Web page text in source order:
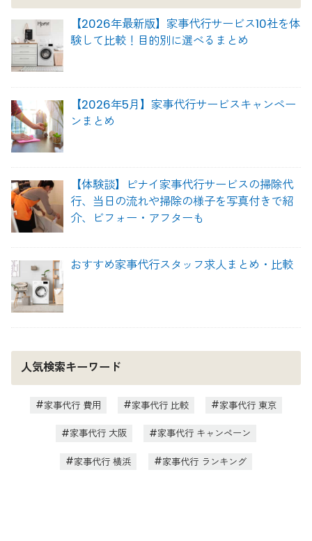
【2026年最新版】家事代行サービス10社を体
験して比較！目的別に選べるまとめ
【2026年5月】家事代行サービスキャンペー
ンまとめ
【体験談】ピナイ家事代行サービスの掃除代
行、当日の流れや掃除の様子を写真付きで紹
介、ビフォー・アフターも
おすすめ家事代行スタッフ求人まとめ・比較
人気検索キーワード
家事代行 費用 家事代行 比較 家事代行 東京
家事代行 大阪 家事代行 キャンペーン
家事代行 横浜 家事代行 ランキング